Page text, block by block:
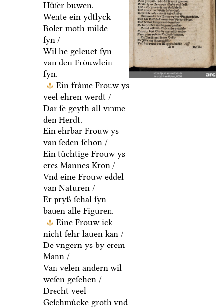
Huͤſer buwen.
Wente ein ydtlyck
Boler moth milde
ſyn /
Wil he geleuet ſyn
van den Froͤuwlein
fyn.
Ein fraͤme Frouw ys
veel ehren werdt /
Dar ſe geyth all vmme
den Herdt.
Ein ehrbar Frouw ys
van ſeden ſchon /
Ein tuͤchtige Frouw ys
eres Mannes Kron /
Vnd eine Frouw eddel
van Naturen /
Er pryß ſchal ſyn
bauen alle Figuren.
Eine Frouw ick
nicht ſehr lauen kan /
De vngern ys by erem
Mann /
Van velen andern wil
weſen geſehen /
Drecht veel
Geſchmuͤcke groth vnd